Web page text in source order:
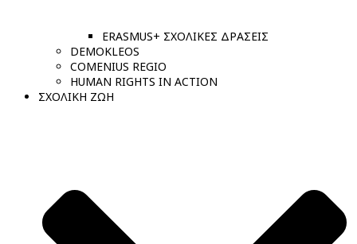
ERASMUS+ ΣΧΟΛΙΚΕΣ ΔΡΑΣΕΙΣ
DEMOKLEOS
COMENIUS REGIO
HUMAN RIGHTS IN ACTION
ΣΧΟΛΙΚΗ ΖΩΗ